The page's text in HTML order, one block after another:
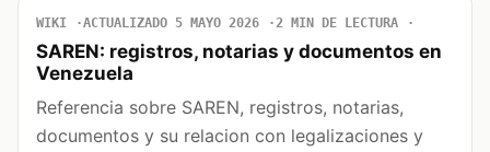
WIKI ACTUALIZADO 5 MAYO 2026 2 MIN DE LECTURA
SAREN: registros, notarias y documentos en
Venezuela
Referencia sobre SAREN, registros, notarias,
documentos y su relacion con legalizaciones y